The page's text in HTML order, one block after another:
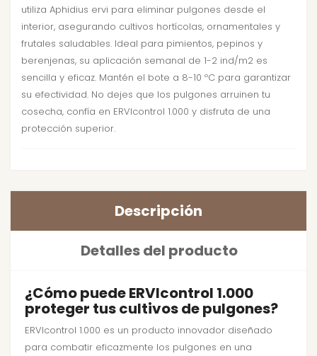
utiliza Aphidius ervi para eliminar pulgones desde el
interior, asegurando cultivos hortícolas, ornamentales y
frutales saludables. Ideal para pimientos, pepinos y
berenjenas, su aplicación semanal de 1-2 ind/m2 es
sencilla y eficaz. Mantén el bote a 8-10 ºC para garantizar
su efectividad. No dejes que los pulgones arruinen tu
cosecha, confía en ERVIcontrol 1.000 y disfruta de una
protección superior.
Descripción
Detalles del producto
¿Cómo puede ERVIcontrol 1.000
proteger tus cultivos de pulgones?
ERVIcontrol 1.000 es un producto innovador diseñado
para combatir eficazmente los pulgones en una